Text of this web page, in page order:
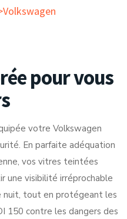
pour vous
votre Volkswagen
En parfaite adéquation
vos vitres teintées
une visibilité irréprochable
nuit, tout en protégeant les
150 contre les dangers des